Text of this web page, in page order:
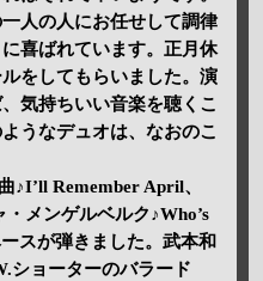
人の人にお任せして調律
喜ばれています。正月休
をしてもらいました。演
気持ちいい音楽を聴くこ
うなデュオは、なおのこ
♪I’ll Remember April、
メンゲルベルク♪Who’s
スが弾きました。武本和
ショーターのバラード